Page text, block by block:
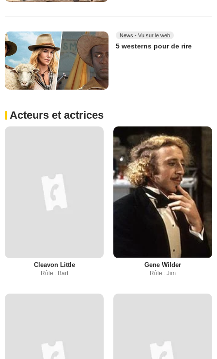
News - Vu sur le web
5 westerns pour de rire
Acteurs et actrices
Cleavon Little
Rôle : Bart
Gene Wilder
Rôle : Jim